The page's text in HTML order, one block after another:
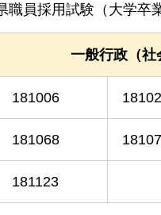
職員採用試験（大学卒
一般行政（社
181006
181068
181123